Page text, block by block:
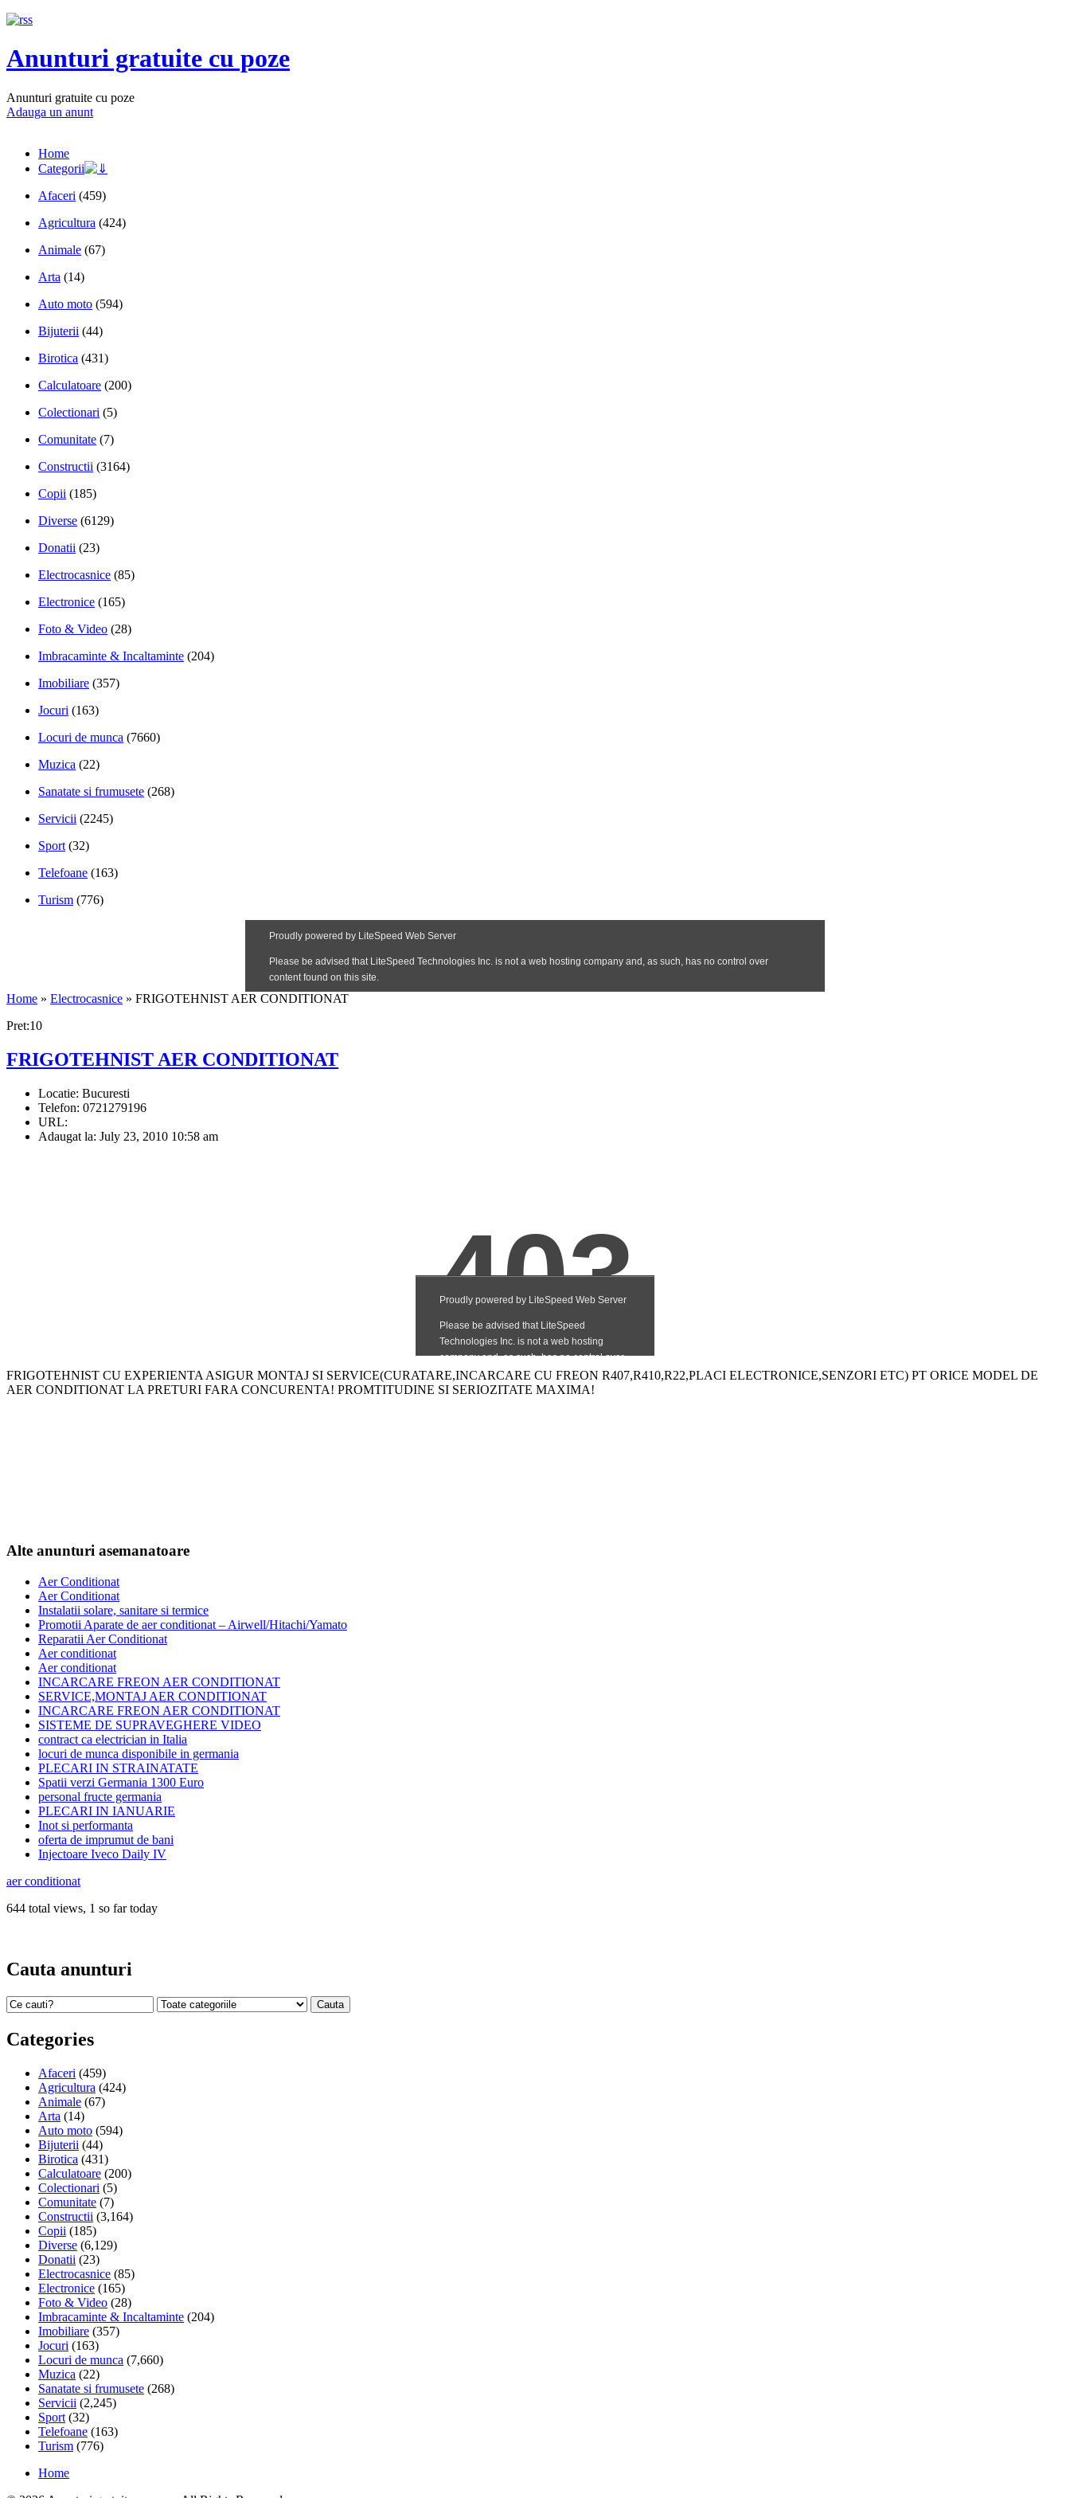
Anunturi gratuite cu poze
Anunturi gratuite cu poze
Adauga un anunt
Home
Categorii
Afaceri (459)
Agricultura (424)
Animale (67)
Arta (14)
Auto moto (594)
Bijuterii (44)
Birotica (431)
Calculatoare (200)
Colectionari (5)
Comunitate (7)
Constructii (3164)
Copii (185)
Diverse (6129)
Donatii (23)
Electrocasnice (85)
Electronice (165)
Foto & Video (28)
Imbracaminte & Incaltaminte (204)
Imobiliare (357)
Jocuri (163)
Locuri de munca (7660)
Muzica (22)
Sanatate si frumusete (268)
Servicii (2245)
Sport (32)
Telefoane (163)
Turism (776)
Home » Electrocasnice » FRIGOTEHNIST AER CONDITIONAT
Pret:10
FRIGOTEHNIST AER CONDITIONAT
Locatie: Bucuresti
Telefon: 0721279196
URL:
Adaugat la: July 23, 2010 10:58 am
FRIGOTEHNIST CU EXPERIENTA ASIGUR MONTAJ SI SERVICE(CURATARE,INCARCARE CU FREON R407,R410,R22,PLACI ELECTRONICE,SENZORI ETC) PT ORICE MODEL DE
AER CONDITIONAT LA PRETURI FARA CONCURENTA! PROMTITUDINE SI SERIOZITATE MAXIMA!
Alte anunturi asemanatoare
Aer Conditionat
Aer Conditionat
Instalatii solare, sanitare si termice
Promotii Aparate de aer conditionat – Airwell/Hitachi/Yamato
Reparatii Aer Conditionat
Aer conditionat
Aer conditionat
INCARCARE FREON AER CONDITIONAT
SERVICE,MONTAJ AER CONDITIONAT
INCARCARE FREON AER CONDITIONAT
SISTEME DE SUPRAVEGHERE VIDEO
contract ca electrician in Italia
locuri de munca disponibile in germania
PLECARI IN STRAINATATE
Spatii verzi Germania 1300 Euro
personal fructe germania
PLECARI IN IANUARIE
Inot si performanta
oferta de imprumut de bani
Injectoare Iveco Daily IV
aer conditionat
644 total views, 1 so far today
Cauta anunturi
Categories
Afaceri (459)
Agricultura (424)
Animale (67)
Arta (14)
Auto moto (594)
Bijuterii (44)
Birotica (431)
Calculatoare (200)
Colectionari (5)
Comunitate (7)
Constructii (3,164)
Copii (185)
Diverse (6,129)
Donatii (23)
Electrocasnice (85)
Electronice (165)
Foto & Video (28)
Imbracaminte & Incaltaminte (204)
Imobiliare (357)
Jocuri (163)
Locuri de munca (7,660)
Muzica (22)
Sanatate si frumusete (268)
Servicii (2,245)
Sport (32)
Telefoane (163)
Turism (776)
Home